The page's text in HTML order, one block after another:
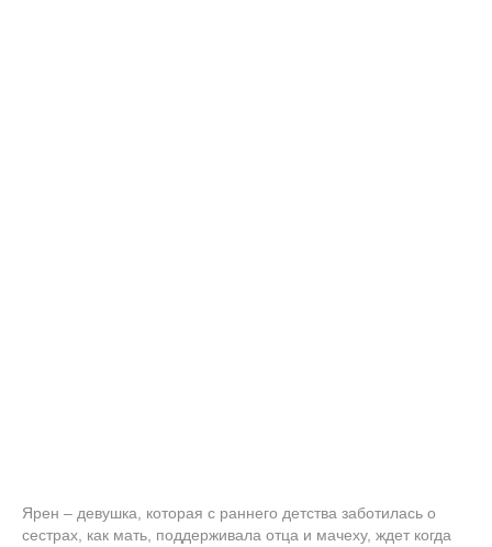
Ярен – девушка, которая с раннего детства заботилась о
сестрах, как мать, поддерживала отца и мачеху, ждет когда